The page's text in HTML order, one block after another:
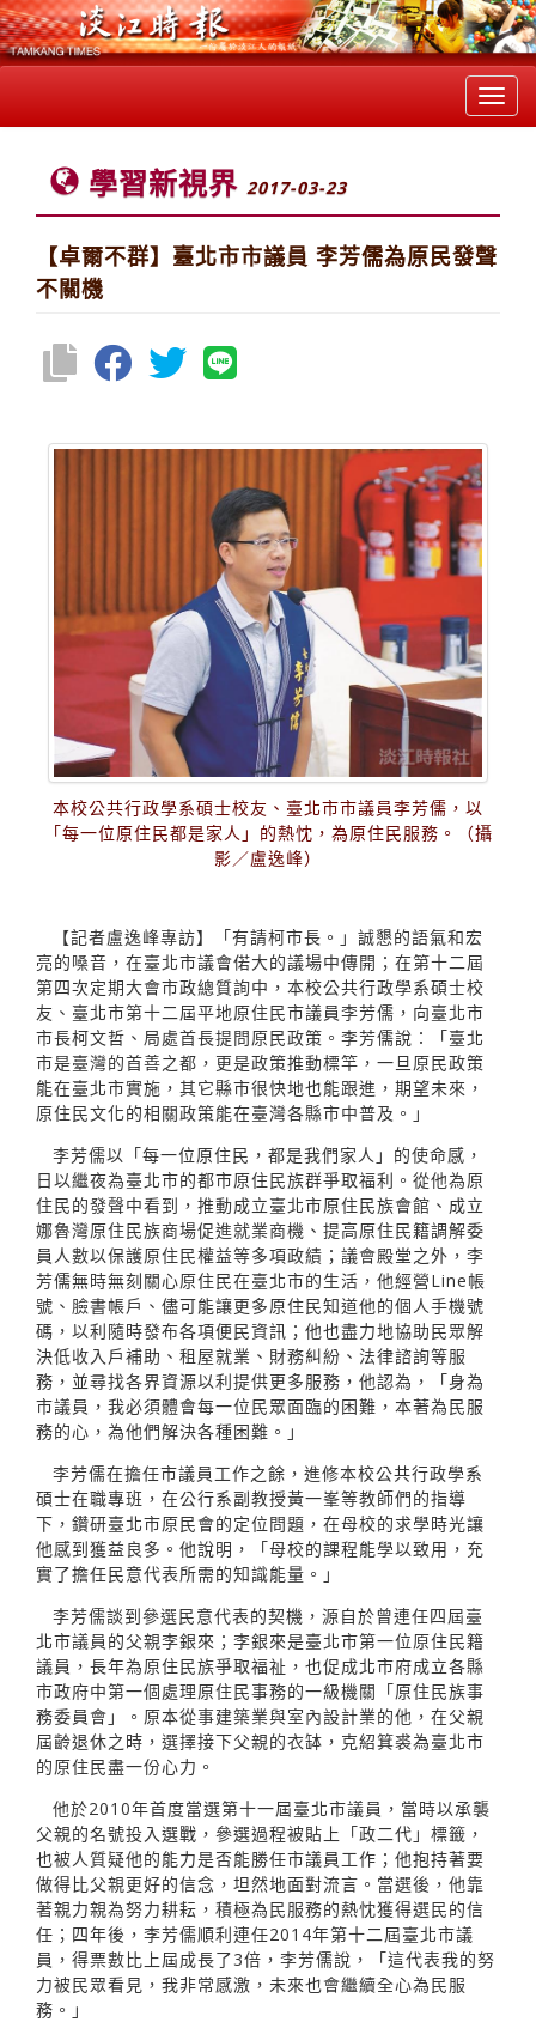
學習新視界 2017-03-23
【卓爾不群】臺北市市議員 李芳儒為原民發聲
不關機
本校公共行政學系碩士校友、臺北市市議員李芳儒，以
「每一位原住民都是家人」的熱忱，為原住民服務。（攝
影／盧逸峰）
【記者盧逸峰專訪】「有請柯市長。」誠懇的語氣和宏
亮的嗓音，在臺北市議會偌大的議場中傳開；在第十二屆
第四次定期大會市政總質詢中，本校公共行政學系碩士校
友、臺北市第十二屆平地原住民市議員李芳儒，向臺北市
市長柯文哲、局處首長提問原民政策。李芳儒說：「臺北
市是臺灣的首善之都，更是政策推動標竿，一旦原民政策
能在臺北市實施，其它縣市很快地也能跟進，期望未來，
原住民文化的相關政策能在臺灣各縣市中普及。」
李芳儒以「每一位原住民，都是我們家人」的使命感，
日以繼夜為臺北市的都市原住民族群爭取福利。從他為原
住民的發聲中看到，推動成立臺北市原住民族會館、成立
娜魯灣原住民族商場促進就業商機、提高原住民籍調解委
員人數以保護原住民權益等多項政績；議會殿堂之外，李
芳儒無時無刻關心原住民在臺北市的生活，他經營Line帳
號、臉書帳戶、儘可能讓更多原住民知道他的個人手機號
碼，以利隨時發布各項便民資訊；他也盡力地協助民眾解
決低收入戶補助、租屋就業、財務糾紛、法律諮詢等服
務，並尋找各界資源以利提供更多服務，他認為，「身為
市議員，我必須體會每一位民眾面臨的困難，本著為民服
務的心，為他們解決各種困難。」
李芳儒在擔任市議員工作之餘，進修本校公共行政學系
碩士在職專班，在公行系副教授黃一峯等教師們的指導
下，鑽研臺北市原民會的定位問題，在母校的求學時光讓
他感到獲益良多。他說明，「母校的課程能學以致用，充
實了擔任民意代表所需的知識能量。」
李芳儒談到參選民意代表的契機，源自於曾連任四屆臺
北市議員的父親李銀來；李銀來是臺北市第一位原住民籍
議員，長年為原住民族爭取福祉，也促成北市府成立各縣
市政府中第一個處理原住民事務的一級機關「原住民族事
務委員會」。原本從事建築業與室內設計業的他，在父親
屆齡退休之時，選擇接下父親的衣缽，克紹箕裘為臺北市
的原住民盡一份心力。
他於2010年首度當選第十一屆臺北市議員，當時以承襲
父親的名號投入選戰，參選過程被貼上「政二代」標籤，
也被人質疑他的能力是否能勝任市議員工作；他抱持著要
做得比父親更好的信念，坦然地面對流言。當選後，他靠
著親力親為努力耕耘，積極為民服務的熱忱獲得選民的信
任；四年後，李芳儒順利連任2014年第十二屆臺北市議
員，得票數比上屆成長了3倍，李芳儒說，「這代表我的努
力被民眾看見，我非常感激，未來也會繼續全心為民服
務。」